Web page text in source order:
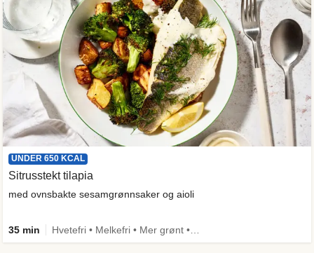
UNDER 650 KCAL
Sitrusstekt tilapia
med ovnsbakte sesamgrønnsaker og aioli
35 min